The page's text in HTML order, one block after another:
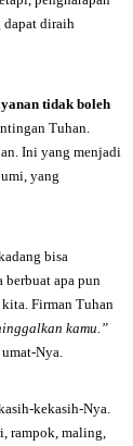
dapat diraih
tidak boleh
Tuhan.
Ini yang menjadi
yang
bisa
apa pun
Firman Tuhan
kamu.”
Nya.
kekasih-Nya.
rampok, maling,